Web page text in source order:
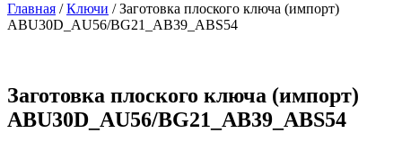
Главная /Ключи / Заготовка плоского ключа (импорт)
ABU30D_AU56/BG21_AB39_ABS54
Заготовка плоского ключа (импорт)
ABU30D_AU56/BG21_AB39_ABS54